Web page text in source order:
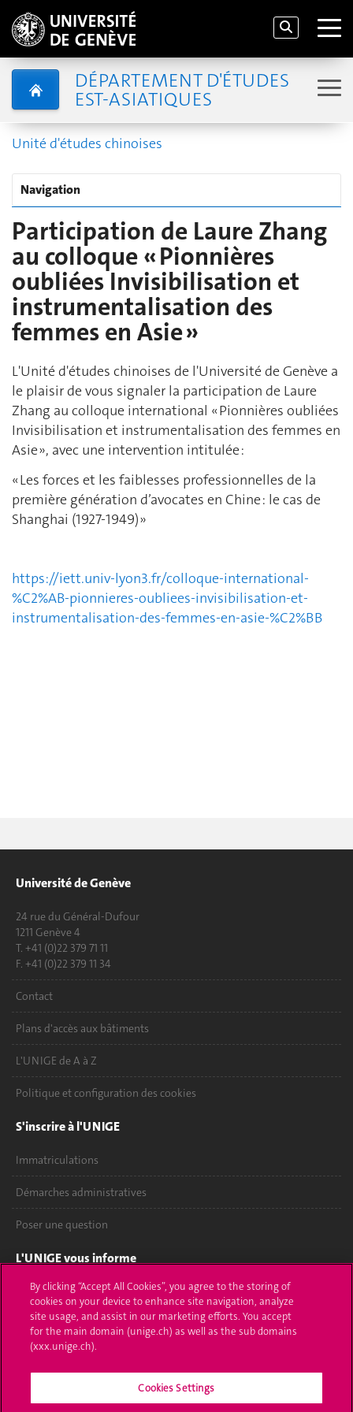
DÉPARTEMENT D'ÉTUDES
EST-ASIATIQUES
Unité d'études chinoises
Navigation
Participation de Laure Zhang
au colloque « Pionnières
oubliées Invisibilisation et
instrumentalisation des
femmes en Asie »
L'Unité d'études chinoises de l'Université de Genève a
le plaisir de vous signaler la participation de Laure
Zhang au colloque international « Pionnières oubliées
Invisibilisation et instrumentalisation des femmes en
Asie », avec une intervention intitulée :
« Les forces et les faiblesses professionnelles de la
première génération d’avocates en Chine : le cas de
Shanghai (1927-1949) »
https://iett.univ-lyon3.fr/colloque-international-
%C2%AB-pionnieres-oubliees-invisibilisation-et-
instrumentalisation-des-femmes-en-asie-%C2%BB
Université de Genève
24 rue du Général-Dufour
1211 Genève 4
T. +41 (0)22 379 71 11
F. +41 (0)22 379 11 34
Contact
Plans d'accès aux bâtiments
L'UNIGE de A à Z
Politique et configuration des cookies
S'inscrire à l'UNIGE
Immatriculations
Démarches administratives
Poser une question
L'UNIGE vous informe
UNIGE Mobile
Médias
Offres d'emploi
By clicking “Accept All Cookies”, you agree to the storing of
cookies on your device to enhance site navigation, analyze
site usage, and assist in our marketing efforts. You accept
for the main domain (unige.ch) as well as the sub domains
(xxx.unige.ch).
Cookies Settings